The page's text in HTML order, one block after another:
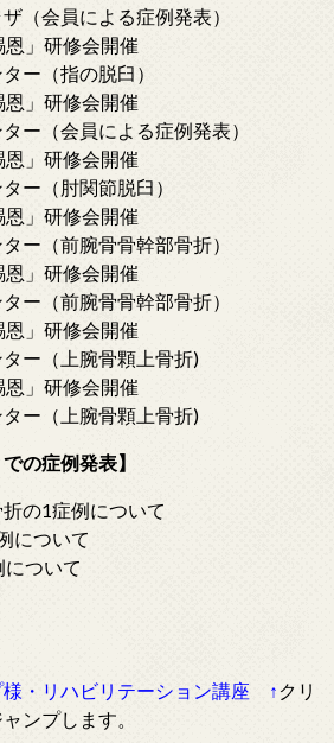
（会員による症例発表）
」研修会開催
ー（指の脱臼）
」研修会開催
ー（会員による症例発表）
」研修会開催
ー（肘関節脱臼）
」研修会開催
ー（前腕骨骨幹部骨折）
」研修会開催
ー（前腕骨骨幹部骨折）
」研修会開催
ー（上腕骨顆上骨折)
」研修会開催
ー（上腕骨顆上骨折)
の症例発表】
の1症例について
について
ついて
・リハビリテーション講座 ↑ クリ
ンプします。